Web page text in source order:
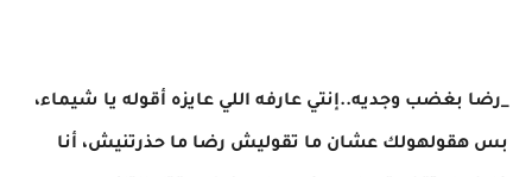
_رضا بغضب وجديه..إنتي عارفه اللي عايزه أقوله يا شيماء،
بس هقولهولك عشان ما تقوليش رضا ما حذرتنيش، أنا